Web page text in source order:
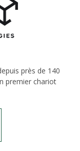
près de 140
premier chariot